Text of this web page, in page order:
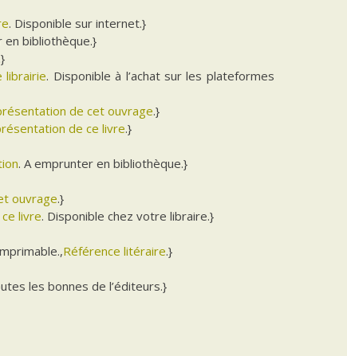
. Disponible sur internet.}
en bibliothèque.}
librairie. Disponible à l’achat sur les plateformes
de cet ouvrage.}
de ce livre.}
. A emprunter en bibliothèque.}
ouvrage.}
livre. Disponible chez votre libraire.}
Référence litéraire.}
les bonnes de l’éditeurs.}